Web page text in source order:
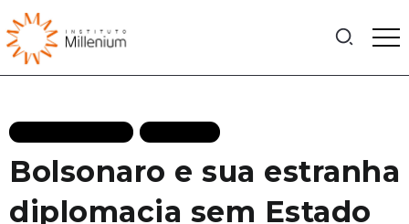
Bolsonaro e sua estranha
diplomacia sem Estado